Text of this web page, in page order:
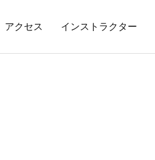
アクセス インストラクター